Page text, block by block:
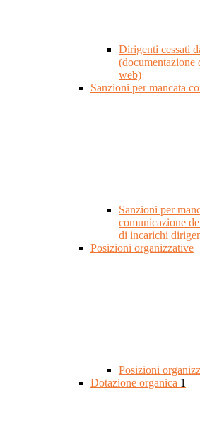
Dirigenti cessati
(documentazione
web)
Sanzioni per mancata
Sanzioni per
comunicazione
di incarichi
Posizioni organizzative
Posizioni
Dotazione organica 1